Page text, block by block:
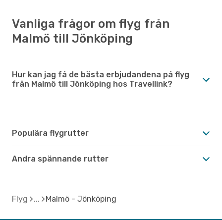
Vanliga frågor om flyg från
Malmö till Jönköping
Hur kan jag få de bästa erbjudandena på flyg
från Malmö till Jönköping hos Travellink?
Populära flygrutter
Andra spännande rutter
Flyg Malmö - Jönköping